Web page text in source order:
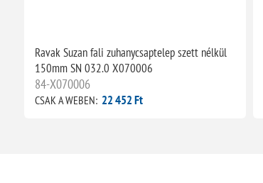
Ravak Suzan fali zuhanycsaptelep szett nélkül
150mm SN 032.0 X070006
84-X070006
CSAK A WEBEN: 22 452 Ft